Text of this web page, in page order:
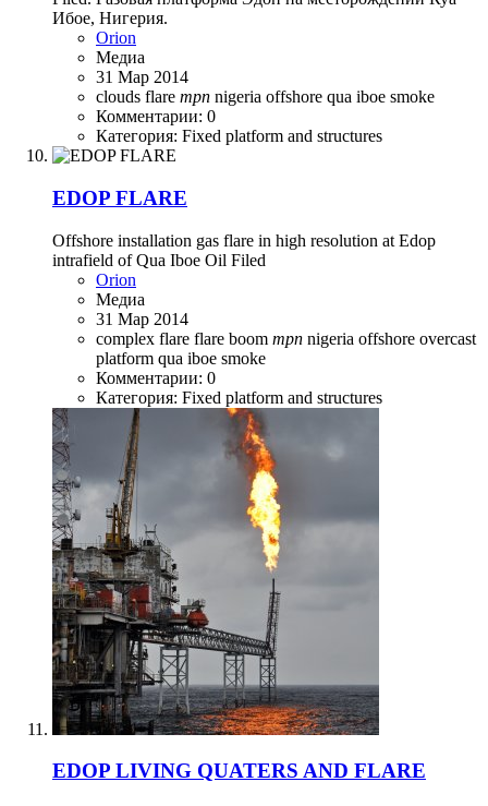
Ибое, Нигерия.
Orion
Медиа
31 Мар 2014
clouds flare mpn nigeria offshore qua iboe smoke
Комментарии: 0
Категория: Fixed platform and structures
EDOP FLARE
Offshore installation gas flare in high resolution at Edop
intrafield of Qua Iboe Oil Filed
Orion
Медиа
31 Мар 2014
complex flare flare boom mpn nigeria offshore overcast
platform qua iboe smoke
Комментарии: 0
Категория: Fixed platform and structures
EDOP LIVING QUATERS AND FLARE